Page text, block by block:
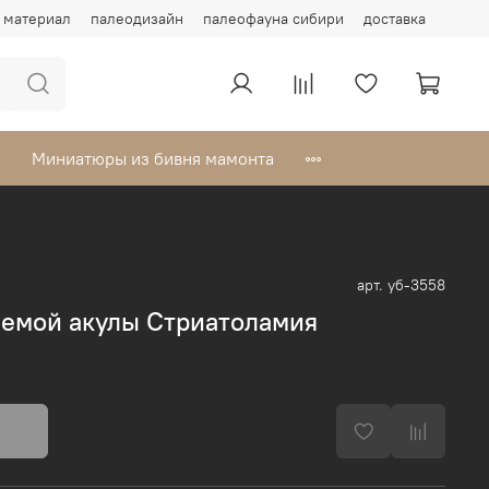
материал палеодизайн палеофауна сибири доставка
Миниатюры из бивня мамонта
арт. уб-3558
акулы Стриатоламия